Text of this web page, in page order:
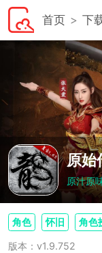
首页 下
原始
原汁原
角色 怀旧 角色
版本：v1.9.752